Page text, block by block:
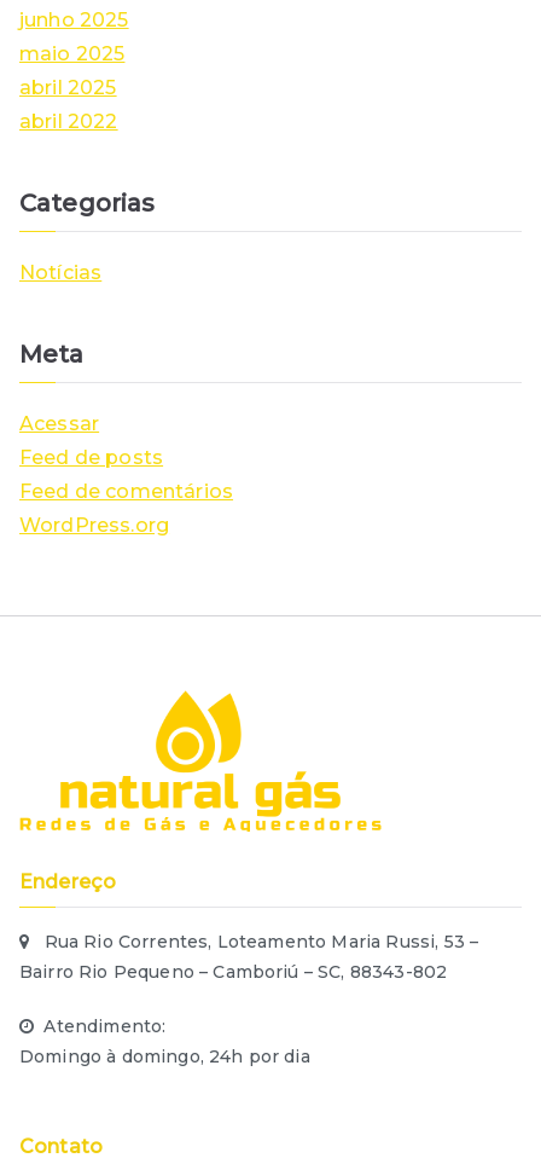
junho 2025
maio 2025
abril 2025
abril 2022
Categorias
Notícias
Meta
Acessar
Feed de posts
Feed de comentários
WordPress.org
Endereço
Rua Rio Correntes, Loteamento Maria Russi, 53 –
Bairro Rio Pequeno – Camboriú – SC, 88343-802
Atendimento:
Domingo à domingo, 24h por dia
Contato